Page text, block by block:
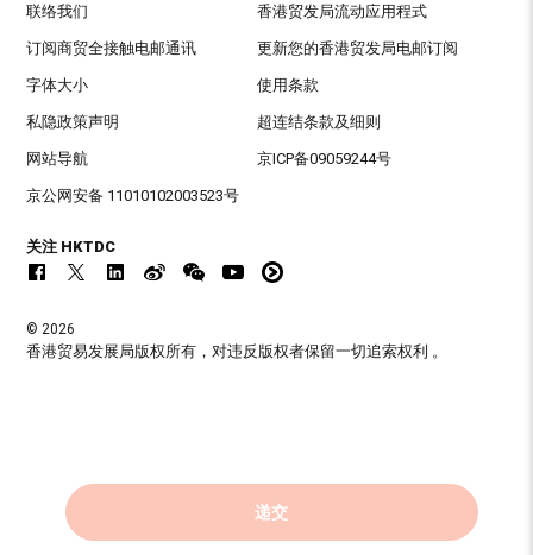
递交
联络我们 香港贸发局流动应用程式
订阅商贸全接触电邮通讯 更新您的香港贸发局电邮订阅
字体大小 使用条款
私隐政策声明 超连结条款及细则
网站导航 京ICP备09059244号
京公网安备 11010102003523号
关注 HKTDC
© 2026
香港贸易发展局版权所有，对违反版权者保留一切追索权利 。